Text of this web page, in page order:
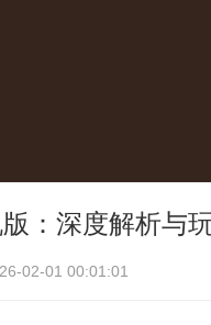
：深度解析与
02-01 00:01:01